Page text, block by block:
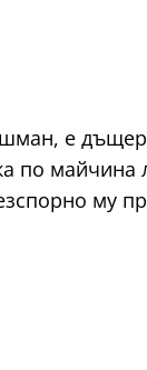
е
майчина
му